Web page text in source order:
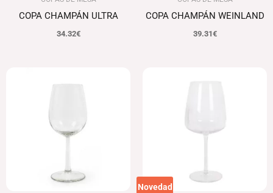
COPA CHAMPÁN ULTRA
34.32€
COPA CHAMPÁN WEINLAND
39.31€
Novedad